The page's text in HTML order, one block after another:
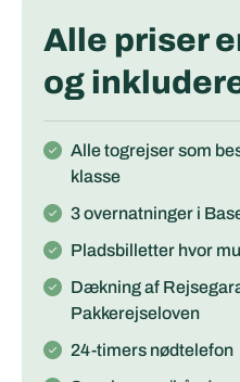
Alle priser
og
Alle togrejser som
klasse
3 overnatninger i
Pladsbilletter hvor
Dækning af
Pakkerejseloven
24-timers nødtelefon